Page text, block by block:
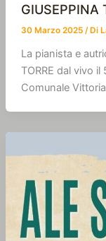
GIUSEPPINA
30 Marzo 2025 / Di
La pianista e
TORRE dal vivo
Comunale